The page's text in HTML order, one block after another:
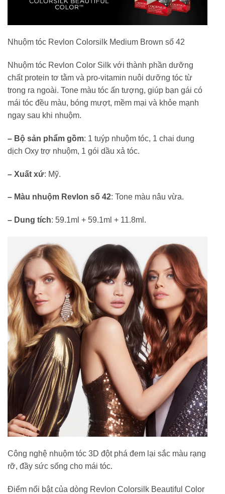
Nhuộm tóc Revlon Colorsilk Medium Brown số 42
Nhuộm tóc Revlon Color Silk với thành phần dưỡng
chất protein tơ tằm và pro-vitamin nuôi dưỡng tóc từ
trong ra ngoài. Tone màu tóc ấn tượng, giúp bạn gái có
mái tóc đều màu, bóng mượt, mềm mại và khỏe mạnh
ngay sau khi nhuộm.
– Bộ sản phẩm gồm: 1 tuýp nhuộm tóc, 1 chai dung
dịch Oxy trợ nhuộm, 1 gói dầu xả tóc.
– Xuất xứ: Mỹ.
– Màu nhuộm Revlon số 42: Tone màu nâu vừa.
– Dung tích: 59.1ml + 59.1ml + 11.8ml.
Công nghệ nhuộm tóc 3D đột phá đem lại sắc màu rạng
rỡ, đầy sức sống cho mái tóc.
Điểm nổi bật của dòng Revlon Colorsilk Beautiful Color